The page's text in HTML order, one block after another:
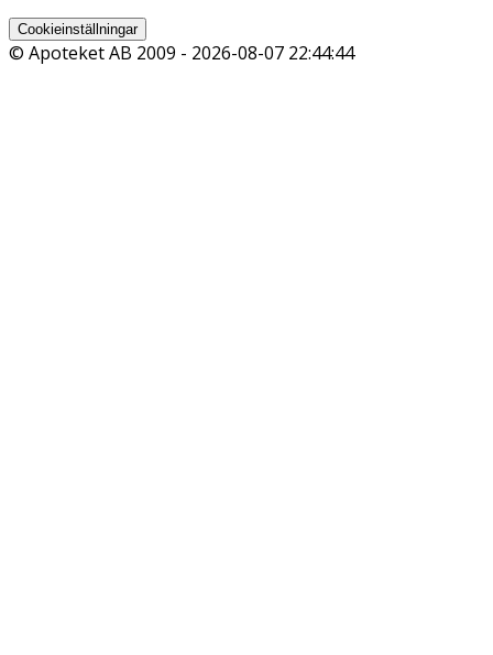
Cookieinställningar
© Apoteket AB 2009 - 2026-08-07 22:44:44